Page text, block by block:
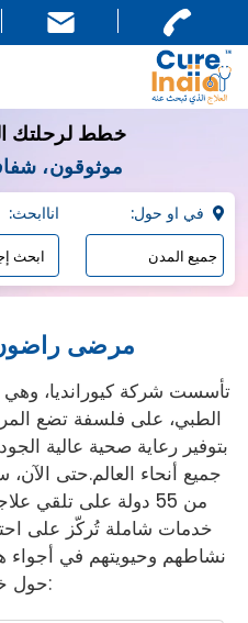
خطط لرحلتك
موثوقون،
:اناابحث
مرضى
تأسست شركة كيورانديا،
الطبي، على فلسفة تضع
بتوفير رعاية صحية عالية
جميع أنحاء العالم.حتى
من 55 دولة على
خدمات شاملة تُركّز على
نشاطهم وحيويتهم في أجواء
حول خدماتنا: